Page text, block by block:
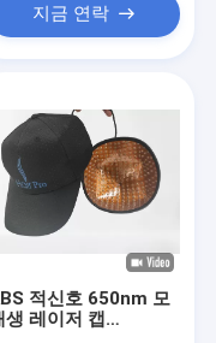
지금 연락
적신호 650nm 모
생 레이저 캡